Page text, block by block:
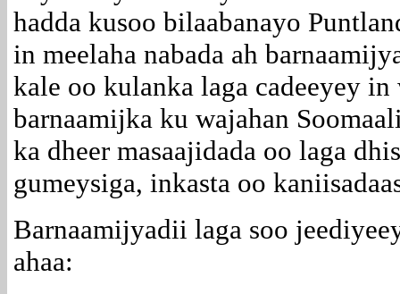
hadda kusoo bilaabanayo
in meelaha nabada ah
kale oo kulanka laga cadeeyey
barnaamijka ku wajahan
ka dheer masaajidada oo laga
gumeysiga, inkasta oo
Barnaamijyadii laga soo
ahaa: